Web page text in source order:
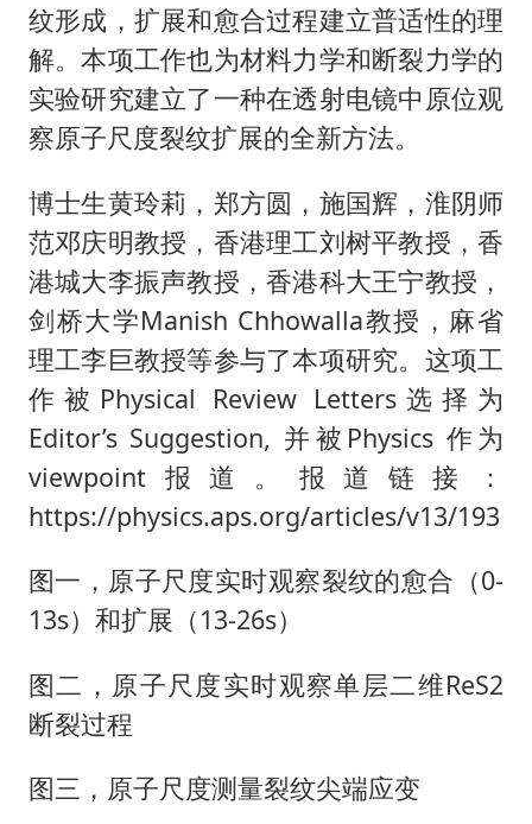
纹形成，扩展和愈合过程建立普适性的理
解。本项工作也为材料力学和断裂力学的
实验研究建立了一种在透射电镜中原位观
察原子尺度裂纹扩展的全新方法。
博士生黄玲莉，郑方圆，施国辉，淮阴师
范邓庆明教授，香港理工刘树平教授，香
港城大李振声教授，香港科大王宁教授，
剑桥大学Manish Chhowalla教授，麻省
理工李巨教授等参与了本项研究。这项工
作被Physical Review Letters选择为
Editor’s Suggestion, 并被Physics 作为
viewpoint报道。报道链接：
https://physics.aps.org/articles/v13/193
图一，原子尺度实时观察裂纹的愈合（0-
13s）和扩展（13-26s）
图二，原子尺度实时观察单层二维ReS2
断裂过程
图三，原子尺度测量裂纹尖端应变